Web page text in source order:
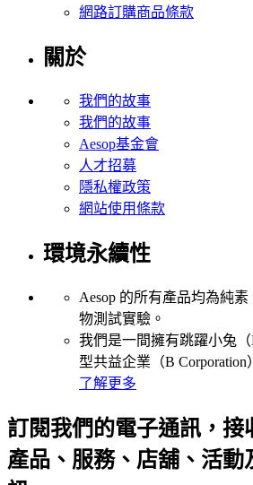
網路訂購商品條款
關於
我們的故事
我們的故事
Aesop基金會
人才招募
隱私權政策
網站使用條款
環境永續性
Aesop 的所有產品均為純
物測試實驗。
我們是一間擁有跳躍小兔（
型共益企業（B Corporation
了解更多
訂閱我們的電子通訊，接
產品、服務、店舖、活動